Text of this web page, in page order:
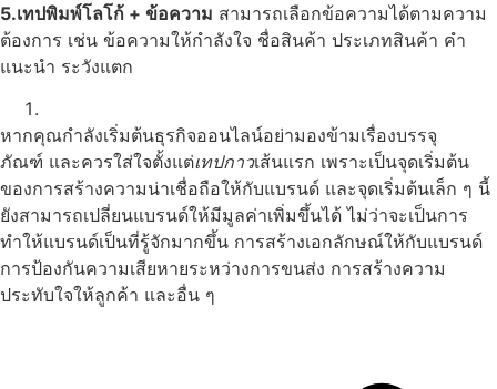
5.เทปพิมพ์โลโก้ + ข้อความ สามารถเลือกข้อความได้ตามความ
ต้องการ เช่น ข้อความให้กำลังใจ ชื่อสินค้า ประเภทสินค้า คำ
แนะนำ ระวังแตก
หากคุณกำลังเริ่มต้นธุรกิจออนไลน์อย่ามองข้ามเรื่องบรรจุ
ภัณฑ์ และควรใส่ใจตั้งแต่เทปกาวเส้นแรก เพราะเป็นจุดเริ่มต้น
ของการสร้างความน่าเชื่อถือให้กับแบรนด์ และจุดเริ่มต้นเล็ก ๆ นี้
ยังสามารถเปลี่ยนแบรนด์ให้มีมูลค่าเพิ่มขึ้นได้ ไม่ว่าจะเป็นการ
ทำให้แบรนด์เป็นที่รู้จักมากขึ้น การสร้างเอกลักษณ์ให้กับแบรนด์
การป้องกันความเสียหายระหว่างการขนส่ง การสร้างความ
ประทับใจให้ลูกค้า และอื่น ๆ